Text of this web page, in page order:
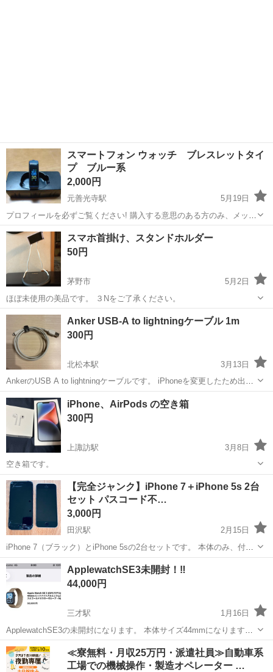
スマートフォン ウォッチ ブレスレットタイ
プ ブルー系
2,000円
元善光寺駅
5月19日
プロフィールを必ずご覧ください! 購入する意思のある方のみ、メッセ
ージを下さい。 冷やかしなどは事務局に通報します。 オムミックスの
スマートフォン ウォッチです。 ほとんど使用していませんが、本体に
は使用に影響がない程度...
長野 下伊那郡 元善光寺駅 その他 ウォッチ
スマホ首掛け、スタンドホルダー
50円
茅野市
5月2日
ほぼ未使用の美品です。 ３Nをご了承ください。
長野 茅野市
Anker USB-A to lightningケーブル 1m
300円
北松本駅
3月13日
AnkerのUSB A to lightningケーブルです。 iPhoneを変更したため出品
です。 まとめ買いでお値引きします。
長野 松本市 USB
iPhone、AirPods の空き箱
300円
上諏訪駅
3月8日
空き箱です。
長野 諏訪市 上諏訪駅 その他
【完全ジャンク】iPhone 7＋iPhone 5s 2台
セット パスコード不…
3,000円
田沢駅
2月15日
iPhone 7（ブラック）とiPhone 5sの2台セットです。 本体のみ、付属
品なしです。 両機種ともパスコードを忘れてしまい、ロック解除でき
ません。 そのため初期化・動作確認・iCloud（アクティベーションロ
長野 安曇野市 その他 iPhone 5s
ApplewatchSE3未開封！‼️
44,000円
三才駅
1月16日
ApplewatchSE3の未開封になります。 本体サイズ44mmになります。
色ミッドナイトアルミニウム バンド、ゴールド 友人に頼まれて出品し
てるため質問等の対応少し遅れてしまいます。 また、引渡し等は土曜
の夜もしくは日...
長野 長野市 三才駅 その他 引渡し
≪寮無料・月収25万円・派遣社員≫自動車系
工場での機械操作・製造オペレーター …